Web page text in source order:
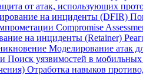
от атак, использующих
на инциденты (DFIR)
Compromise
на инциденты (Retainer)
Моделирование атак
Поиск уязвимостей в
Отработка навыков